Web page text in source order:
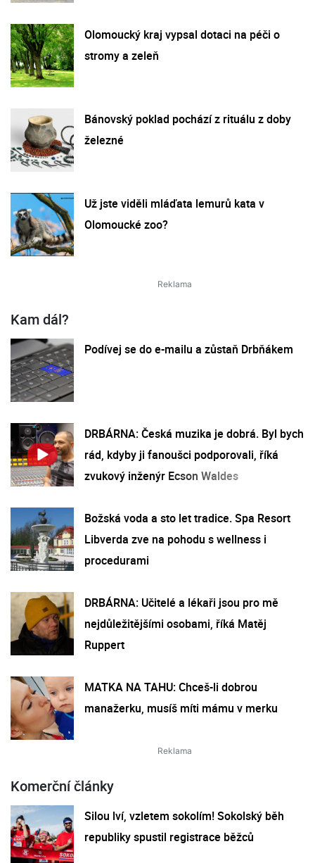
Olomoucký kraj vypsal dotaci na péči o
stromy a zeleň
Bánovský poklad pochází z rituálu z doby
železné
Už jste viděli mláďata lemurů kata v
Olomoucké zoo?
Kam dál?
Podívej se do e-mailu a zůstaň Drbňákem
DRBÁRNA: Česká muzika je dobrá. Byl bych
rád, kdyby ji fanoušci podporovali, říká
zvukový inženýr Ecson Waldes
Božská voda a sto let tradice. Spa Resort
Libverda zve na pohodu s wellness i
procedurami
DRBÁRNA: Učitelé a lékaři jsou pro mě
nejdůležitějšími osobami, říká Matěj
Ruppert
MATKA NA TAHU: Chceš-li dobrou
manažerku, musíš míti mámu v merku
Komerční články
Silou lví, vzletem sokolím! Sokolský běh
republiky spustil registrace běžců